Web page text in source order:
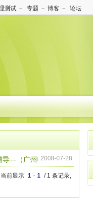
测试 － 专题 － 博客 － 论坛
广州电视台网报道）
2008-07-28
当前显示 1 - 1 / 1 条记录,